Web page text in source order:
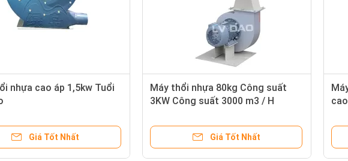
nhựa cao áp 1,5kw Tuổi
Giá Tốt Nhất
Máy thổi nhựa 80kg Công suất
3KW Công suất 3000 m3 / H
Giá Tốt Nhất